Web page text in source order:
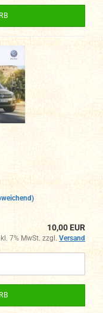
10,00 EUR
7% MwSt. zzgl. Versand